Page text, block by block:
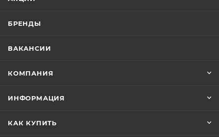
БРЕНДЫ
ВАКАНСИИ
КОМПАНИЯ
ИНФОРМАЦИЯ
КАК КУПИТЬ